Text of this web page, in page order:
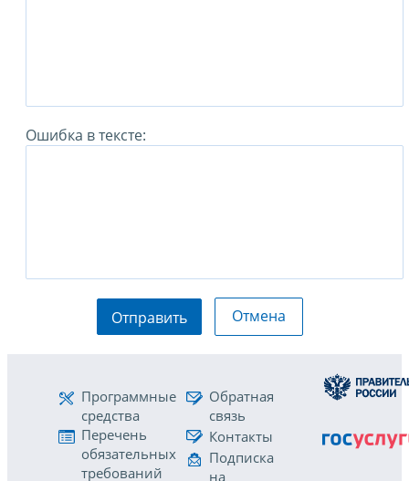
Ошибка в тексте:
Отправить Отмена
Программные
средства
Перечень
обязательных
требований
Обратная
связь
Контакты
Подписка
на